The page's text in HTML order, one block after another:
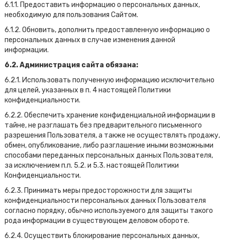
6.1.1. Предоставить информацию о персональных данных,
необходимую для пользования Сайтом.
6.1.2. Обновить, дополнить предоставленную информацию о
персональных данных в случае изменения данной
информации.
6.2. Администрация сайта обязана:
6.2.1. Использовать полученную информацию исключительно
для целей, указанных в п. 4 настоящей Политики
конфиденциальности.
6.2.2. Обеспечить хранение конфиденциальной информации в
тайне, не разглашать без предварительного письменного
разрешения Пользователя, а также не осуществлять продажу,
обмен, опубликование, либо разглашение иными возможными
способами переданных персональных данных Пользователя,
за исключением п.п. 5.2. и 5.3. настоящей Политики
Конфиденциальности.
6.2.3. Принимать меры предосторожности для защиты
конфиденциальности персональных данных Пользователя
согласно порядку, обычно используемого для защиты такого
рода информации в существующем деловом обороте.
6.2.4. Осуществить блокирование персональных данных,